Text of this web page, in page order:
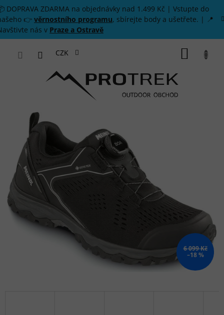
Přejít na obsah
DOPRAVA ZDARMA na objednávky nad 1.499 Kč | Vstupte do
👉 věrnostního programu, sbírejte body a ušetřete. | 📍
nás v Praze a Ostravě
CZK
6 099 Kč
–18 %